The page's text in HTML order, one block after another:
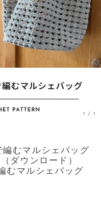
1 /1
編むマルシェバッグ
ダウンロード）
むマルシェバッグ